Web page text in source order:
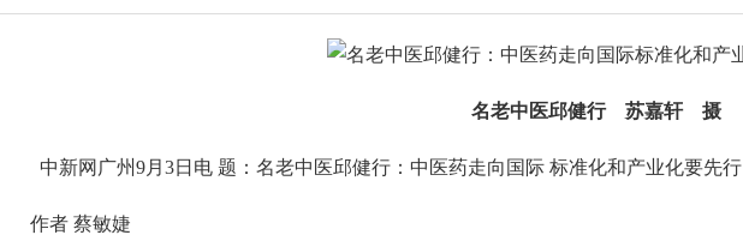
名老中医邱健行 苏嘉轩 摄
中新网广州9月3日电 题：名老中医邱健行：中医药走向国际 标准化和产业化要先行
作者 蔡敏婕